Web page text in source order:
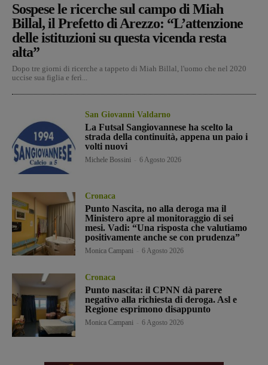
Sospese le ricerche sul campo di Miah
Billal, il Prefetto di Arezzo: “L’attenzione
delle istituzioni su questa vicenda resta
alta”
Dopo tre giorni di ricerche a tappeto di Miah Billal, l'uomo che nel 2020
uccise sua figlia e ferì...
San Giovanni Valdarno
La Futsal Sangiovannese ha scelto la
strada della continuità, appena un paio i
volti nuovi
Michele Bossini 6 Agosto 2026
Cronaca
Punto Nascita, no alla deroga ma il
Ministero apre al monitoraggio di sei
mesi. Vadi: “Una risposta che valutiamo
positivamente anche se con prudenza”
Monica Campani 6 Agosto 2026
Cronaca
Punto nascita: il CPNN dà parere
negativo alla richiesta di deroga. Asl e
Regione esprimono disappunto
Monica Campani 6 Agosto 2026